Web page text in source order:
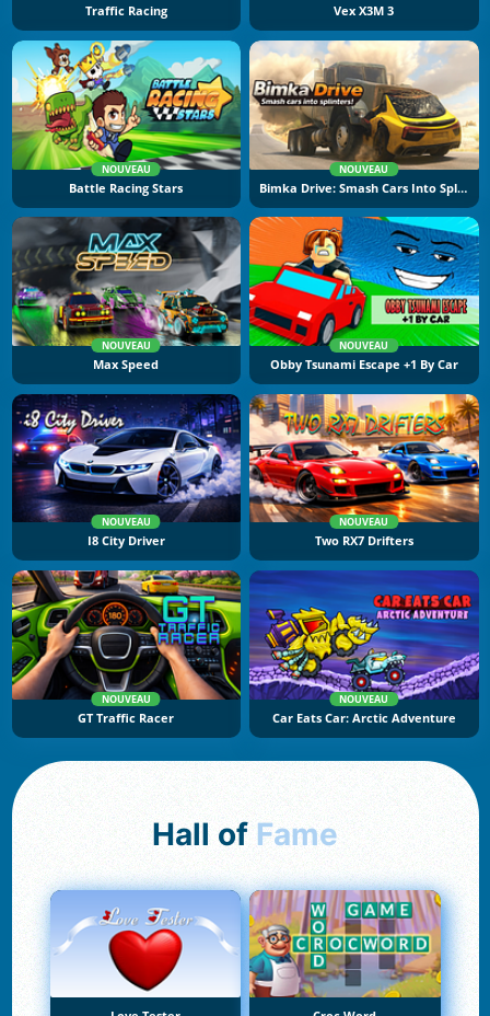
Traffic Racing Vex X3M 3
NOUVEAU
Battle Racing Stars
NOUVEAU
Bimka Drive: Smash Cars Into Splinters
NOUVEAU
Max Speed
NOUVEAU
Obby Tsunami Escape +1 By Car
NOUVEAU
I8 City Driver
NOUVEAU
Two RX7 Drifters
NOUVEAU
GT Traffic Racer
NOUVEAU
Car Eats Car: Arctic Adventure
Hall of Fame